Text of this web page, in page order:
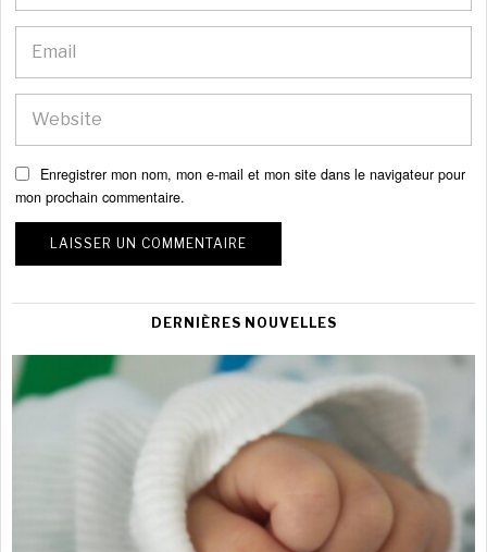
Enregistrer mon nom, mon e-mail et mon site dans le navigateur pour
mon prochain commentaire.
DERNIÈRES NOUVELLES